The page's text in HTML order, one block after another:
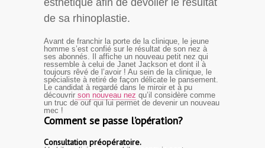
esthétique afin de dévoiler le résultat
de sa rhinoplastie.
Avant de franchir la porte de la clinique, le jeune
homme s’est confié sur le résultat de son nez à
ses abonnés. Il affiche un nouveau petit nez qui
ressemble à celui de Janet Jackson et dont il à
toujours rêvé de l’avoir ! Au sein de la clinique, le
spécialiste à retiré de façon délicate le pansement.
Le candidat à regardé dans le miroir et à pu
découvrir son nouveau nez qu’il considère comme
un truc de ouf qui lui permet de devenir un nouveau
mec !
Comment se passe l’opération?
Consultation préopératoire.